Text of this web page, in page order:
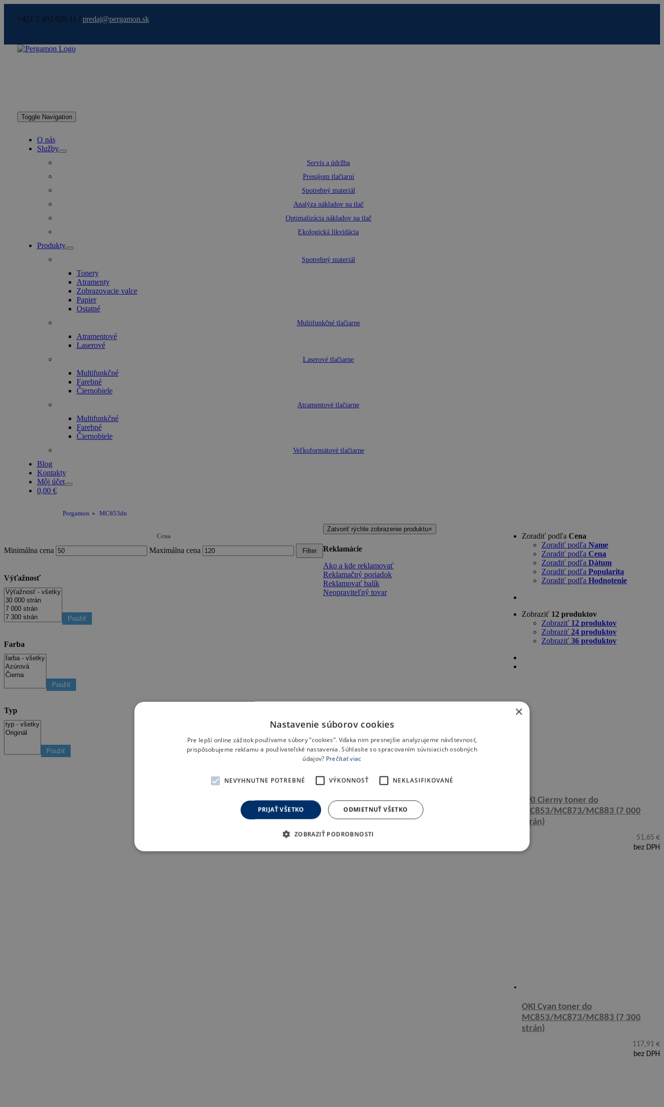
+421 2 492 029 11 / predaj@pergamon.sk
Toggle Navigation
O nás
Služby
Servis a údržba
Prenájom tlačiarní
Spotrebný materiál
Analýza nákladov na tlač
Optimalizácia nákladov na tlač
Ekologická likvidácia
Produkty
Spotrebný materiál
Tonery
Atramenty
Zobrazovacie valce
Papier
Ostatné
Multifunkčné tlačiarne
Atramentové
Laserové
Laserové tlačiarne
Multifunkčné
Farebné
Čiernobiele
Atramentové tlačiarne
Multifunkčné
Farebné
Čiernobiele
Veľkoformátové tlačiarne
Blog
Kontakty
Môj účet
0,00 €
Pergamon » MC853dn
Zoradiť podľa Cena
Zoradiť podľa Name
Zoradiť podľa Cena
Zoradiť podľa Dátum
Zoradiť podľa Popularita
Zoradiť podľa Hodnotenie
Zobraziť 12 produktov
Zobraziť 12 produktov
Zobraziť 24 produktov
Zobraziť 36 produktov
OKI Cierny toner do
MC853/MC873/MC883 (7 000
strán)
51,65 €
bez DPH
OKI Cyan toner do
MC853/MC873/MC883 (7 300
strán)
117,91 €
bez DPH
Cena
Minimálna cena Maximálna cena Filter
Výťažnosť
Použiť
Farba
Použiť
Typ
Použiť
Zatvoriť rýchle zobrazenie produktu×
Reklamácie
Ako a kde reklamovať
Reklamačný poriadok
Reklamovať balík
Neopraviteľný tovar
×
Nastavenie súborov cookies
Pre lepší online zážitok používame súbory “cookies”. Vďaka nim presnejšie analyzujeme návštevnosť,
prispôsobujeme reklamu a používateľské nastavenia. Súhlasíte so spracovaním súvisiacich osobných
údajov? Prečítať viac
NEVYHNUTNE POTREBNÉ VÝKONNOSŤ NEKLASIFIKOVANÉ
PRIJAŤ VŠETKO ODMIETNUŤ VŠETKO
ZOBRAZIŤ PODROBNOSTI